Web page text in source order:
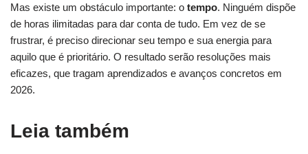
Mas existe um obstáculo importante: o tempo. Ninguém dispõe
de horas ilimitadas para dar conta de tudo. Em vez de se
frustrar, é preciso direcionar seu tempo e sua energia para
aquilo que é prioritário. O resultado serão resoluções mais
eficazes, que tragam aprendizados e avanços concretos em
2026.
Leia também